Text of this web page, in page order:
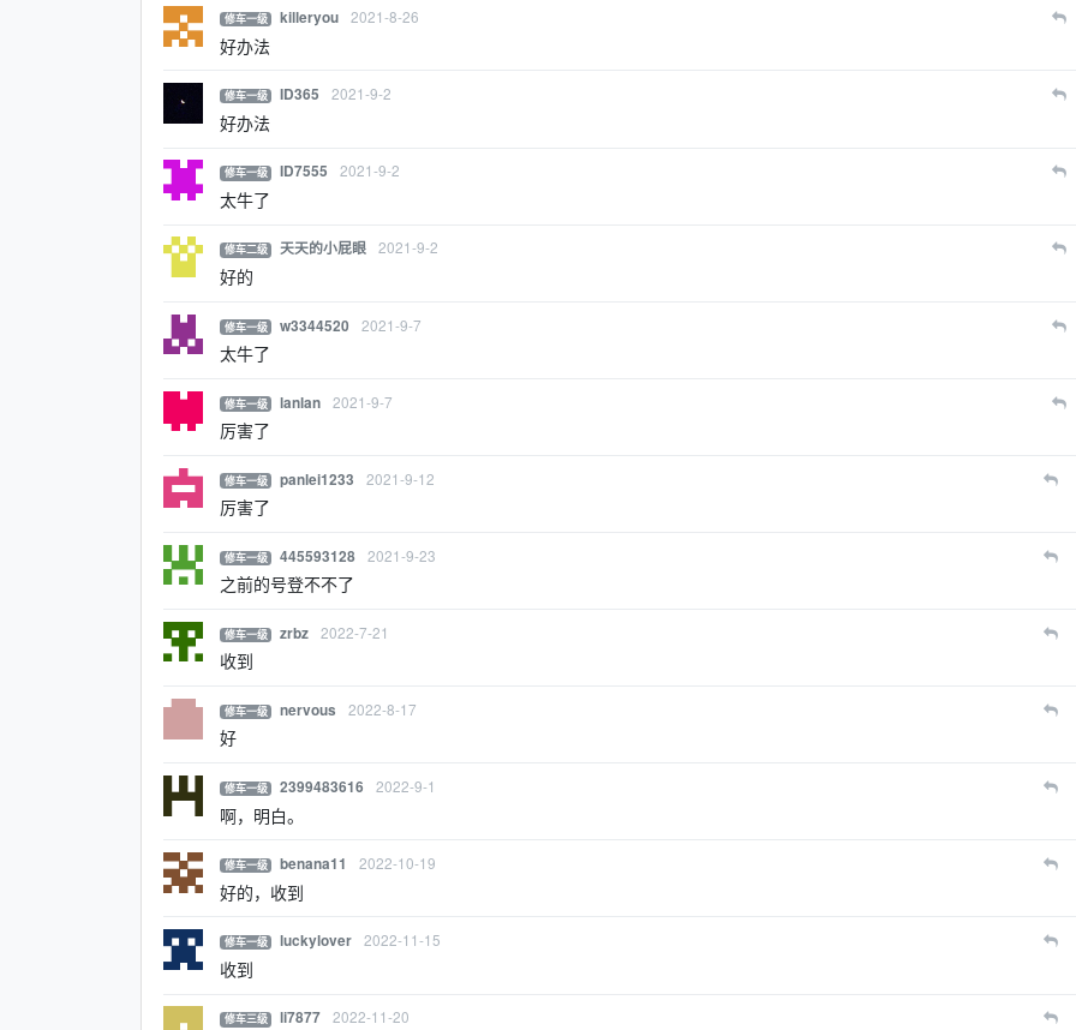
修车一级 killeryou 2021-8-26
好办法
修车一级 ID365 2021-9-2
好办法
修车一级 ID7555 2021-9-2
太牛了
修车二级 天天的小屁眼 2021-9-2
好的
修车一级 w3344520 2021-9-7
太牛了
修车一级 lanlan 2021-9-7
厉害了
修车一级 panlei1233 2021-9-12
厉害了
修车一级 445593128 2021-9-23
之前的号登不不了
修车一级 zrbz 2022-7-21
收到
修车一级 nervous 2022-8-17
好
修车一级 2399483616 2022-9-1
啊，明白。
修车一级 benana11 2022-10-19
好的，收到
修车一级 luckylover 2022-11-15
收到
修车三级 li7877 2022-11-20